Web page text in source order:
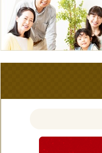
ご
意
見
も
か